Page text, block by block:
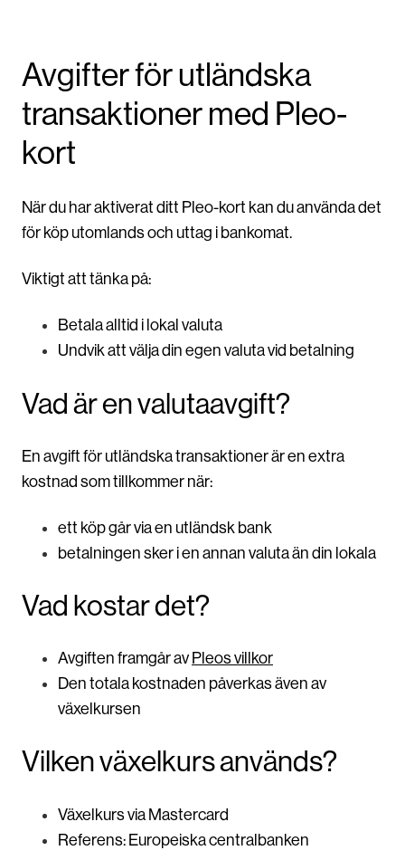
Avgifter för utländska
transaktioner med Pleo-
kort
När du har aktiverat ditt Pleo-kort kan du använda det
för köp utomlands och uttag i bankomat.
Viktigt att tänka på:
Betala alltid i lokal valuta
Undvik att välja din egen valuta vid betalning
Vad är en valutaavgift?
En avgift för utländska transaktioner är en extra
kostnad som tillkommer när:
ett köp går via en utländsk bank
betalningen sker i en annan valuta än din lokala
Vad kostar det?
Avgiften framgår av Pleos villkor
Den totala kostnaden påverkas även av
växelkursen
Vilken växelkurs används?
Växelkurs via Mastercard
Referens: Europeiska centralbanken